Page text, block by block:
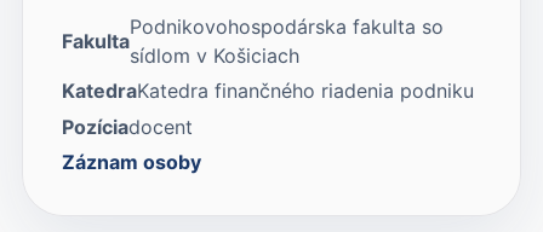
Fakulta
Podnikovohospodárska fakulta so
sídlom v Košiciach
KatedraKatedra finančného riadenia podniku
Pozíciadocent
Záznam osoby